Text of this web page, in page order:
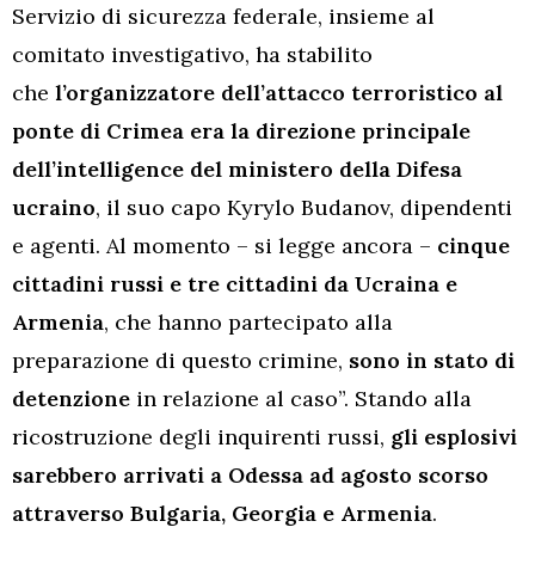
Servizio di sicurezza federale, insieme al
comitato investigativo, ha stabilito
che l’organizzatore dell’attacco terroristico al
ponte di Crimea era la direzione principale
dell’intelligence del ministero della Difesa
ucraino, il suo capo Kyrylo Budanov, dipendenti
e agenti. Al momento – si legge ancora – cinque
cittadini russi e tre cittadini da Ucraina e
Armenia, che hanno partecipato alla
preparazione di questo crimine, sono in stato di
detenzione in relazione al caso”. Stando alla
ricostruzione degli inquirenti russi, gli esplosivi
sarebbero arrivati a Odessa ad agosto scorso
attraverso Bulgaria, Georgia e Armenia.